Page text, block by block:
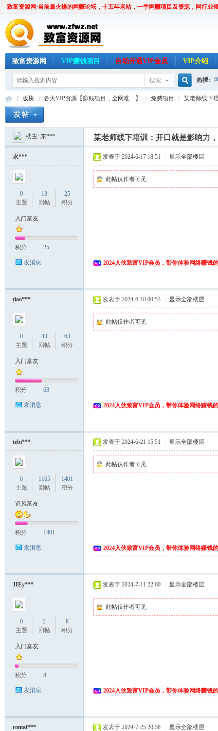
致富资源网·当前最火爆的网赚论坛，十五年老站，一手网赚项目及资源，同行业
致富资源网 VIP赚钱项目 自助开通VIP会员 VIP介绍
搜索
搜
索
热搜:
源
»
版块
›
各大VIP资源【赚钱项目，全网唯一】
›
免费项目
›
某老师线下
楼主: 东*** 某老师线下培训：开口就是影响力
永***
0
主题
13
回帖
25
积分
入门富友
积分 25
发消息
发表于 2024-6-17 18:51 显示全部楼层
此帖仅作者可见
2024入伙致富VIP会员，带你体验网络赚钱
tiao***
0
主题
43
回帖
63
积分
入门富友
积分 63
发消息
发表于 2024-6-18 00:53 显示全部楼层
此帖仅作者可见
2024入伙致富VIP会员，带你体验网络赚钱
tebi***
0
主题
1165
回帖
1401
积分
追风富友
积分 1401
发消息
发表于 2024-6-21 15:51 显示全部楼层
此帖仅作者可见
2024入伙致富VIP会员，带你体验网络赚钱
JIEy***
0
主题
2
回帖
8
积分
入门富友
积分 8
发消息
发表于 2024-7-11 22:00 显示全部楼层
此帖仅作者可见
2024入伙致富VIP会员，带你体验网络赚钱
romai*** 发表于 2024-7-25 20:58 显示全部楼层